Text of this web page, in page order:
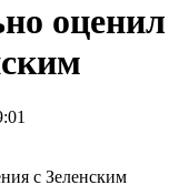
оценил